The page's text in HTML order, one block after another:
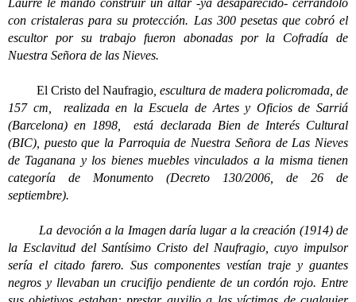
Laurre le mandó construir un altar -ya desaparecido- cerrándolo
con cristaleras para su protección. Las 300 pesetas que cobró el
escultor por su trabajo fueron abonadas por la Cofradía de
Nuestra Señora de las Nieves.
El Cristo del Naufragio , escultura de madera policromada, de
157 cm, realizada en la Escuela de Artes y Oficios de Sarriá
(Barcelona) en 1898, está declarada Bien de Interés Cultural
(BIC), puesto que la Parroquia de Nuestra Señora de Las Nieves
de Taganana y los bienes muebles vinculados a la misma tienen
categoría de Monumento (Decreto 130/2006, de 26 de
septiembre).
La devoción a la Imagen daría lugar a la creación (1914) de
la Esclavitud del Santísimo Cristo del Naufragio, cuyo impulsor
sería el citado farero. Sus componentes vestían traje y guantes
negros y llevaban un crucifijo pendiente de un cordón rojo. Entre